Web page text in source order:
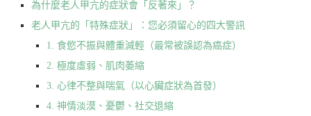
為什麼老人甲亢的症狀會「反著來」？
老人甲亢的「特殊症狀」：您必須留心的四大警訊
1. 食慾不振與體重減輕（最常被誤認為癌症）
2. 極度虛弱、肌肉萎縮
3. 心律不整與喘氣（以心臟症狀為首發）
4. 神情淡漠、憂鬱、社交退縮